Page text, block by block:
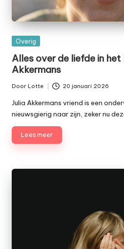
Geplaatst
Overig
Alles over de liefde in het
Akkermans
door
Door Lotte 20 januari 2026
Julia Akkermans vriend is een
nieuwsgierig naar zijn, zeker nu
Lees meer